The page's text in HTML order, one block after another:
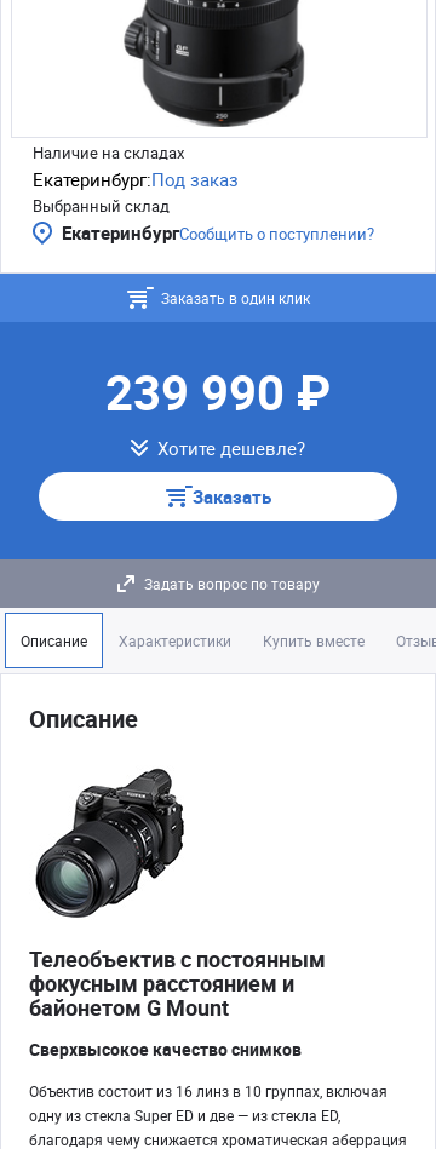
Наличие на складах
Екатеринбург:Под заказ
Выбранный склад
ЕкатеринбургСообщить о поступлении?
Заказать в один клик
239 990 ₽
Хотите дешевле?
Заказать
Задать вопрос по товару
Описание Характеристики Купить вместе
Описание
Телеобъектив с постоянным
фокусным расстоянием и
байонетом G Mount
Сверхвысокое качество снимков
Объектив состоит из 16 линз в 10 группах, включая
одну из стекла Super ED и две — из стекла ED,
благодаря чему снижается хроматическая аберрация